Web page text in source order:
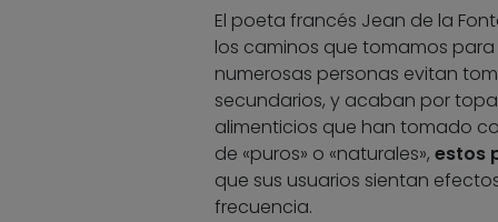
El poeta francés Jean de la
los caminos que tomamos
numerosas personas evitan
secundarios, y acaban por
alimenticios que han tomado
de «puros» o «naturales», estos
que sus usuarios sientan
frecuencia.